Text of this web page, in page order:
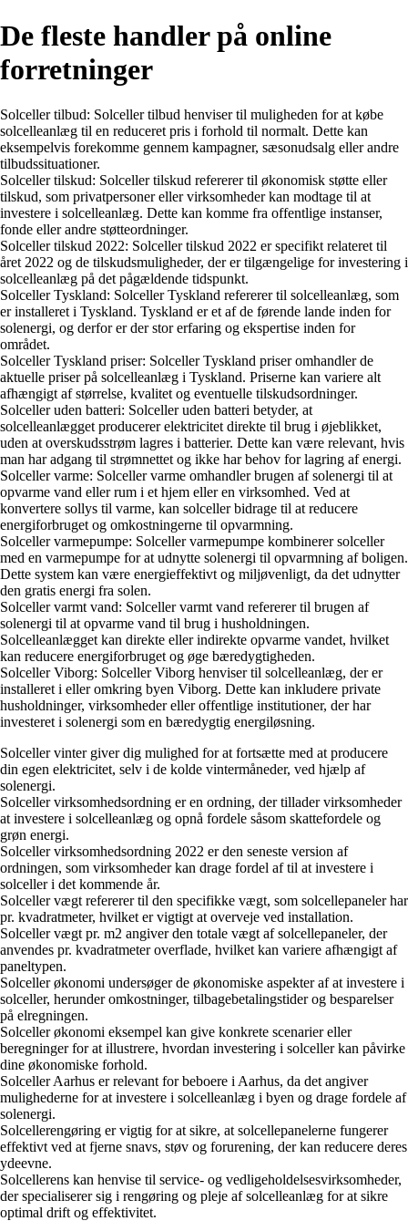
De fleste handler på online
forretninger
Solceller tilbud: Solceller tilbud henviser til muligheden for at købe
solcelleanlæg til en reduceret pris i forhold til normalt. Dette kan
eksempelvis forekomme gennem kampagner, sæsonudsalg eller andre
tilbudssituationer.
Solceller tilskud: Solceller tilskud refererer til økonomisk støtte eller
tilskud, som privatpersoner eller virksomheder kan modtage til at
investere i solcelleanlæg. Dette kan komme fra offentlige instanser,
fonde eller andre støtteordninger.
Solceller tilskud 2022: Solceller tilskud 2022 er specifikt relateret til
året 2022 og de tilskudsmuligheder, der er tilgængelige for investering i
solcelleanlæg på det pågældende tidspunkt.
Solceller Tyskland: Solceller Tyskland refererer til solcelleanlæg, som
er installeret i Tyskland. Tyskland er et af de førende lande inden for
solenergi, og derfor er der stor erfaring og ekspertise inden for
området.
Solceller Tyskland priser: Solceller Tyskland priser omhandler de
aktuelle priser på solcelleanlæg i Tyskland. Priserne kan variere alt
afhængigt af størrelse, kvalitet og eventuelle tilskudsordninger.
Solceller uden batteri: Solceller uden batteri betyder, at
solcelleanlægget producerer elektricitet direkte til brug i øjeblikket,
uden at overskudsstrøm lagres i batterier. Dette kan være relevant, hvis
man har adgang til strømnettet og ikke har behov for lagring af energi.
Solceller varme: Solceller varme omhandler brugen af solenergi til at
opvarme vand eller rum i et hjem eller en virksomhed. Ved at
konvertere sollys til varme, kan solceller bidrage til at reducere
energiforbruget og omkostningerne til opvarmning.
Solceller varmepumpe: Solceller varmepumpe kombinerer solceller
med en varmepumpe for at udnytte solenergi til opvarmning af boligen.
Dette system kan være energieffektivt og miljøvenligt, da det udnytter
den gratis energi fra solen.
Solceller varmt vand: Solceller varmt vand refererer til brugen af
solenergi til at opvarme vand til brug i husholdningen.
Solcelleanlægget kan direkte eller indirekte opvarme vandet, hvilket
kan reducere energiforbruget og øge bæredygtigheden.
Solceller Viborg: Solceller Viborg henviser til solcelleanlæg, der er
installeret i eller omkring byen Viborg. Dette kan inkludere private
husholdninger, virksomheder eller offentlige institutioner, der har
investeret i solenergi som en bæredygtig energiløsning.
Solceller vinter giver dig mulighed for at fortsætte med at producere
din egen elektricitet, selv i de kolde vintermåneder, ved hjælp af
solenergi.
Solceller virksomhedsordning er en ordning, der tillader virksomheder
at investere i solcelleanlæg og opnå fordele såsom skattefordele og
grøn energi.
Solceller virksomhedsordning 2022 er den seneste version af
ordningen, som virksomheder kan drage fordel af til at investere i
solceller i det kommende år.
Solceller vægt refererer til den specifikke vægt, som solcellepaneler har
pr. kvadratmeter, hvilket er vigtigt at overveje ved installation.
Solceller vægt pr. m2 angiver den totale vægt af solcellepaneler, der
anvendes pr. kvadratmeter overflade, hvilket kan variere afhængigt af
paneltypen.
Solceller økonomi undersøger de økonomiske aspekter af at investere i
solceller, herunder omkostninger, tilbagebetalingstider og besparelser
på elregningen.
Solceller økonomi eksempel kan give konkrete scenarier eller
beregninger for at illustrere, hvordan investering i solceller kan påvirke
dine økonomiske forhold.
Solceller Aarhus er relevant for beboere i Aarhus, da det angiver
mulighederne for at investere i solcelleanlæg i byen og drage fordele af
solenergi.
Solcellerengøring er vigtig for at sikre, at solcellepanelerne fungerer
effektivt ved at fjerne snavs, støv og forurening, der kan reducere deres
ydeevne.
Solcellerens kan henvise til service- og vedligeholdelsesvirksomheder,
der specialiserer sig i rengøring og pleje af solcelleanlæg for at sikre
optimal drift og effektivitet.